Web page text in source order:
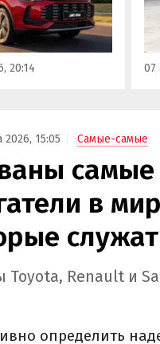
В Китае он
рублей по
а в РФ с учетом
за него нужно
1 500 000
20:14 07
2026, 15:05 Самые-самые
в
Toyota, Renault и
определить